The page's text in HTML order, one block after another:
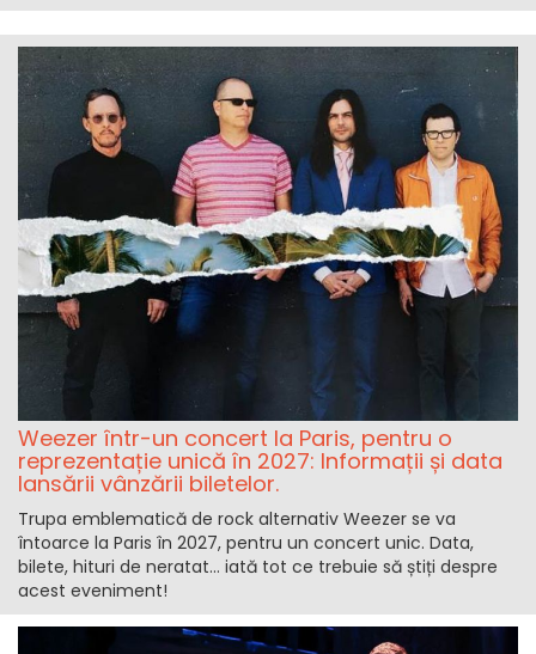
Weezer într-un concert la Paris, pentru o
reprezentație unică în 2027: Informații și data
lansării vânzării biletelor.
Trupa emblematică de rock alternativ Weezer se va
întoarce la Paris în 2027, pentru un concert unic. Data,
bilete, hituri de neratat… iată tot ce trebuie să știți despre
acest eveniment!